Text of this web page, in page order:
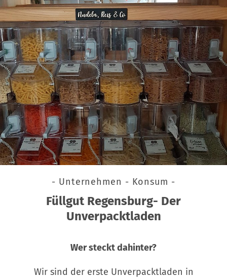
- Unternehmen - Konsum -
Füllgut Regensburg- Der
Unverpacktladen
Wer steckt dahinter?
Wir sind der erste Unverpacktladen in